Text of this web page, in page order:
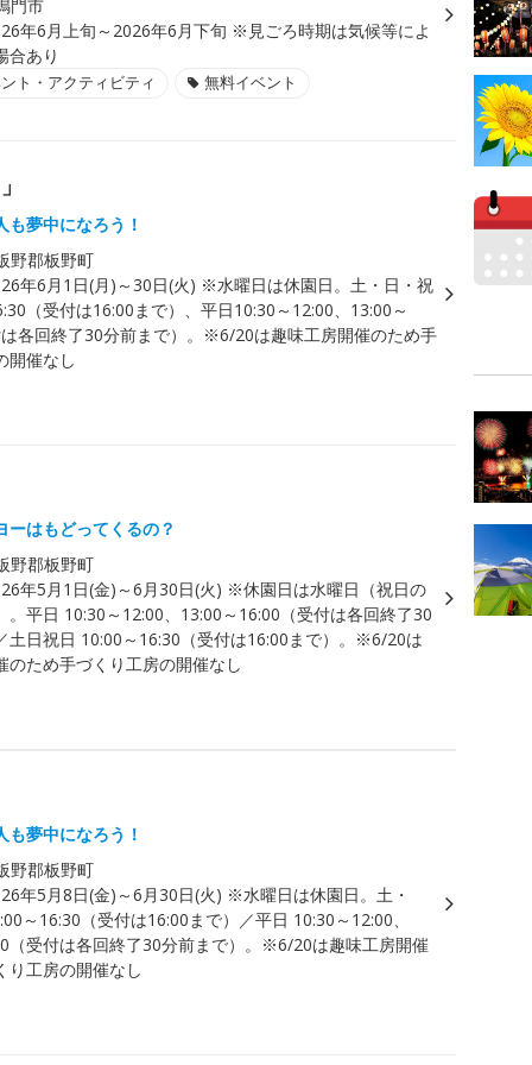
門市
年6月上旬～2026年6月下旬 ※見ごろ時期は気候等によ
合あり
ト・アクティビティ 無料イベント
も夢中になろう！
野郡板野町
年6月1日(月)～30日(火) ※水曜日は休園日。土・日・祝
（受付は16:00まで）、平日10:30～12:00、13:00～
各回終了30分前まで）。※6/20は趣味工房開催のため手
開催なし
ーはもどってくるの？
野郡板野町
年5月1日(金)～6月30日(火) ※休園日は水曜日（祝日の
。平日 10:30～12:00、13:00～16:00（受付は各回終了30
土日祝日 10:00～16:30（受付は16:00まで）。※6/20は
のため手づくり工房の開催なし
も夢中になろう！
野郡板野町
年5月8日(金)～6月30日(火) ※水曜日は休園日。土・
～16:30（受付は16:00まで）／平日 10:30～12:00、
（受付は各回終了30分前まで）。※6/20は趣味工房開催
り工房の開催なし